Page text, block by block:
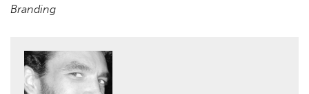
Branding